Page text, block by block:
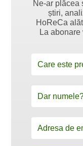
Ne-ar plăcea
știri,
HoReCa
La abonare